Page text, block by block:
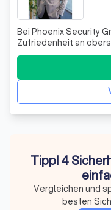
Bei Phoenix Security
Zufriedenheit an
Erfahrung in der
zuverlässiger Partner
Bauprojekte etabliert.
als 200 qualifizierten
Tipp! 4
Vergleichen und
besten